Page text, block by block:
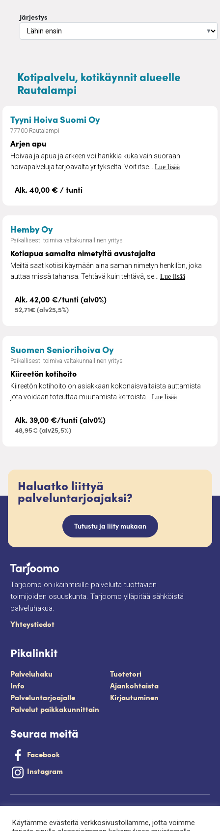
Järjestys
▼
Kotipalvelu, kotikäynnit alueelle
Rautalampi
Tyyni Hoiva Suomi Oy– Arjen apu
77700 Rautalampi
Arjen apu
Hoivaa ja apua ja arkeen voi hankkia kuka vain suoraan
hoivapalveluja tarjoavalta yritykseltä. Voit itse... Lue lisää
Alk. 40,00 € / tunti
Hemby Oy– Kotiapua samalta nimetyltä
Paikallisesti toimiva valtakunnallinen yritys
Kotiapua samalta nimetyltä avustajalta
Meiltä saat kotiisi käymään aina saman nimetyn henkilön, joka
auttaa missä tahansa. Tehtävä kuin tehtävä, se... Lue lisää
Alk. 42,00 €/tunti (alv0%)
52,71€ (alv25,5%)
Suomen Seniorihoiva Oy– Kiireetön kotihoito
Paikallisesti toimiva valtakunnallinen yritys
Kiireetön kotihoito
Kiireetön kotihoito on asiakkaan kokonaisvaltaista auttamista
jota voidaan toteuttaa muutamista kerroista... Lue lisää
Alk. 39,00 €/tunti (alv0%)
48,95€ (alv25,5%)
Haluatko liittyä
palveluntarjoajaksi?
Tutustu ja liity mukaan
Tarjoomo on ikäihmisille palveluita tuottavien
toimijoiden osuuskunta. Tarjoomo ylläpitää sähköistä
palveluhakua.
Yhteystiedot
Pikalinkit
Palveluhaku
Tuotetori
Info
Ajankohtaista
Palveluntarjoajalle
Kirjautuminen
Palvelut paikkakunnittain
Seuraa meitä
Facebook
Instagram
Käytämme evästeitä verkkosivustollamme, jotta voimme